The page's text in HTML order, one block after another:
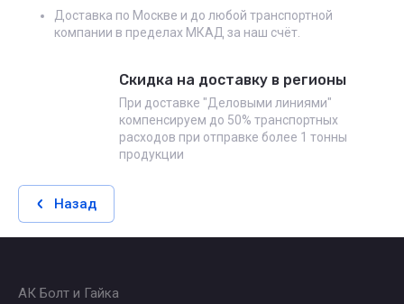
Доставка по Москве и до любой транспортной
компании в пределах МКАД за наш счёт.
Скидка на доставку в регионы
При доставке "Деловыми линиями"
компенсируем до 50% транспортных
расходов при отправке более 1 тонны
продукции
Назад
АК Болт и Гайка